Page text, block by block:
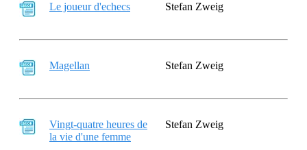
Le joueur d'echecs Stefan Zweig
Magellan Stefan Zweig
Vingt-quatre heures de
la vie d'une femme
Stefan Zweig